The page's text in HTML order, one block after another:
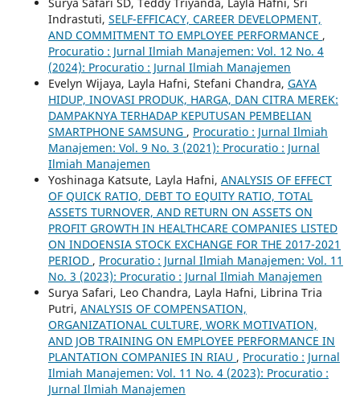
Indrastuti, SELF-EFFICACY, CAREER DEVELOPMENT,
AND COMMITMENT TO EMPLOYEE PERFORMANCE ,
Procuratio : Jurnal Ilmiah Manajemen: Vol. 12 No. 4
(2024): Procuratio : Jurnal Ilmiah Manajemen
Evelyn Wijaya, Layla Hafni, Stefani Chandra, GAYA
HIDUP, INOVASI PRODUK, HARGA, DAN CITRA MEREK:
DAMPAKNYA TERHADAP KEPUTUSAN PEMBELIAN
SMARTPHONE SAMSUNG , Procuratio : Jurnal Ilmiah
Manajemen: Vol. 9 No. 3 (2021): Procuratio : Jurnal
Ilmiah Manajemen
Yoshinaga Katsute, Layla Hafni, ANALYSIS OF EFFECT
OF QUICK RATIO, DEBT TO EQUITY RATIO, TOTAL
ASSETS TURNOVER, AND RETURN ON ASSETS ON
PROFIT GROWTH IN HEALTHCARE COMPANIES LISTED
ON INDOENSIA STOCK EXCHANGE FOR THE 2017-2021
PERIOD , Procuratio : Jurnal Ilmiah Manajemen: Vol. 11
No. 3 (2023): Procuratio : Jurnal Ilmiah Manajemen
Surya Safari, Leo Chandra, Layla Hafni, Librina Tria
Putri, ANALYSIS OF COMPENSATION,
ORGANIZATIONAL CULTURE, WORK MOTIVATION,
AND JOB TRAINING ON EMPLOYEE PERFORMANCE IN
PLANTATION COMPANIES IN RIAU , Procuratio : Jurnal
Ilmiah Manajemen: Vol. 11 No. 4 (2023): Procuratio :
Jurnal Ilmiah Manajemen